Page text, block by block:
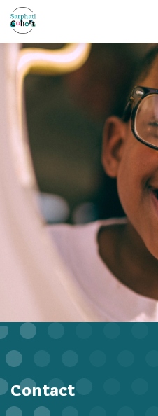
Contact
Contact